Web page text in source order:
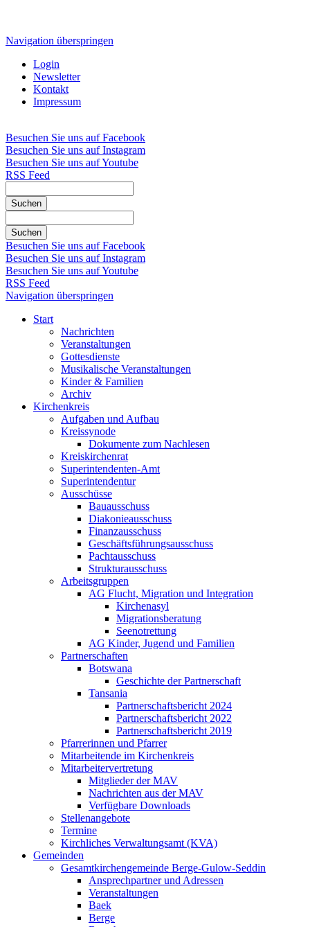
Navigation überspringen
Login
Newsletter
Kontakt
Impressum
Besuchen Sie uns auf Facebook
Besuchen Sie uns auf Instagram
Besuchen Sie uns auf Youtube
RSS Feed
Suchen
Suchen
Besuchen Sie uns auf Facebook
Besuchen Sie uns auf Instagram
Besuchen Sie uns auf Youtube
RSS Feed
Navigation überspringen
Start
Nachrichten
Veranstaltungen
Gottesdienste
Musikalische Veranstaltungen
Kinder & Familien
Archiv
Kirchenkreis
Aufgaben und Aufbau
Kreissynode
Dokumente zum Nachlesen
Kreiskirchenrat
Superintendenten-Amt
Superintendentur
Ausschüsse
Bauausschuss
Diakonieausschuss
Finanzausschuss
Geschäftsführungsausschuss
Pachtausschuss
Strukturausschuss
Arbeitsgruppen
AG Flucht, Migration und Integration
Kirchenasyl
Migrationsberatung
Seenotrettung
AG Kinder, Jugend und Familien
Partnerschaften
Botswana
Geschichte der Partnerschaft
Tansania
Partnerschaftsbericht 2024
Partnerschaftsbericht 2022
Partnerschaftsbericht 2019
Pfarrerinnen und Pfarrer
Mitarbeitende im Kirchenkreis
Mitarbeitervertretung
Mitglieder der MAV
Nachrichten aus der MAV
Verfügbare Downloads
Stellenangebote
Termine
Kirchliches Verwaltungsamt (KVA)
Gemeinden
Gesamtkirchengemeinde Berge-Gulow-Seddin
Ansprechpartner und Adressen
Veranstaltungen
Baek
Berge